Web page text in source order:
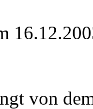
von